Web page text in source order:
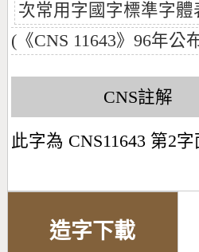
次常用字國字標準字體
(《CNS 11643》96年公
CNS註解
此字為 CNS11643 第2
造字下載